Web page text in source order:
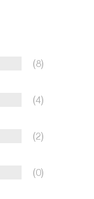
(8)
(4)
(2)
(0)